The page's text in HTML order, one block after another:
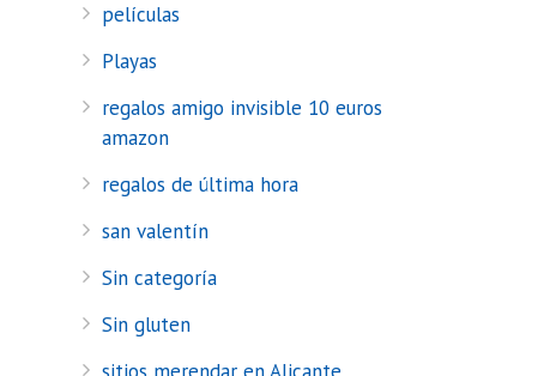
películas
Playas
regalos amigo invisible 10 euros
amazon
regalos de última hora
san valentín
Sin categoría
Sin gluten